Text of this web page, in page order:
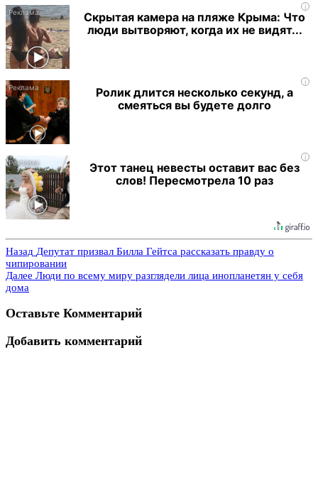
i
Скрытая камера на пляже Крыма: Что
люди вытворяют, когда их не видят...
i
Ролик длится несколько секунд, а
смеяться вы будете долго
i
Этот танец невесты оставит вас без
слов! Пересмотрела 10 раз
Назад Депутат призвал Билла Гейтса рассказать правду о
чипировании
Далее Люди по всему миру разглядели лица инопланетян у себя
дома
Оставьте Комментарий
Добавить комментарий